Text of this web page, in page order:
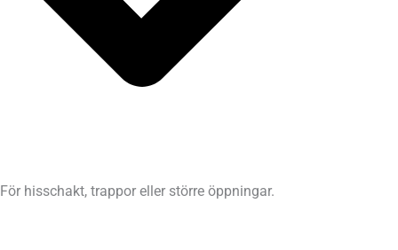
För hisschakt, trappor eller större öppningar.